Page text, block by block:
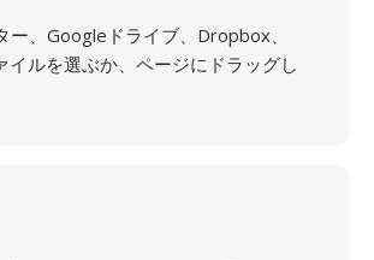
ー、Googleドライブ、Dropbox、
イルを選ぶか、ページにドラッグし